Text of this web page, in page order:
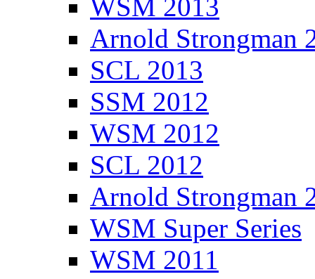
WSM 2013
Arnold Strongman
SCL 2013
SSM 2012
WSM 2012
SCL 2012
Arnold Strongman
WSM Super Series
WSM 2011